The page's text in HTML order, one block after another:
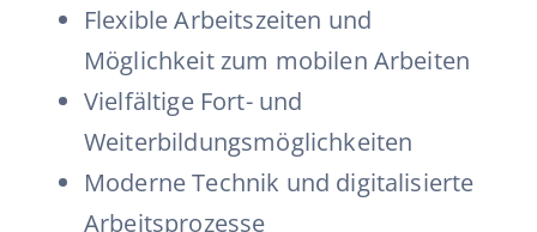
Flexible Arbeitszeiten und
Möglichkeit zum mobilen Arbeiten
Vielfältige Fort- und
Weiterbildungsmöglichkeiten
Moderne Technik und digitalisierte
Arbeitsprozesse